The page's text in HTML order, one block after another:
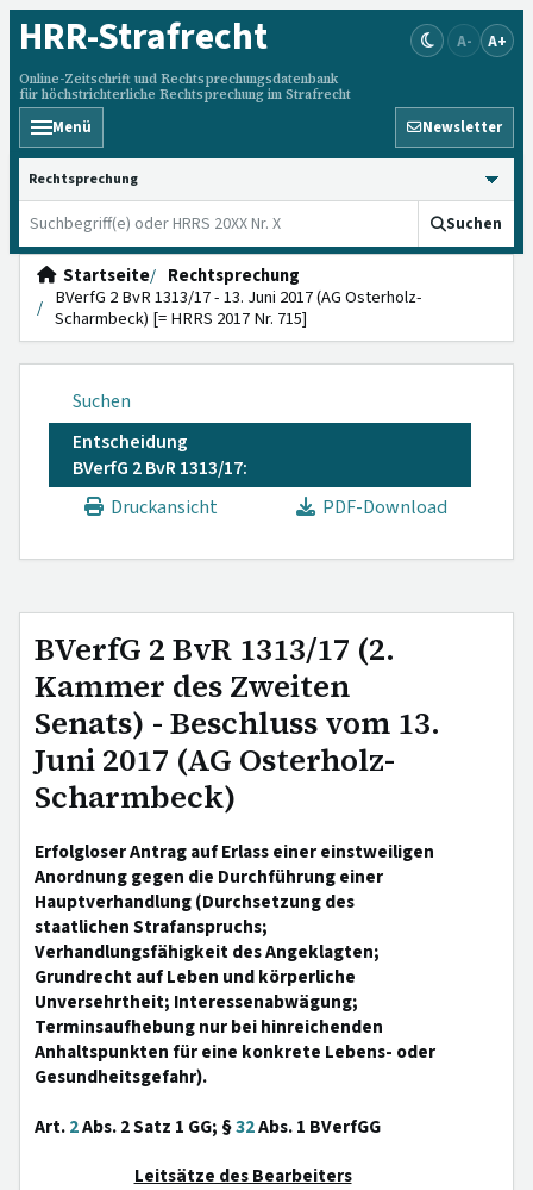
HRR-Strafrecht
Online-Zeitschrift und Rechtsprechungsdatenbank
für höchstrichterliche Rechtsprechung im Strafrecht
A- A+
Menü Newsletter
HRRS durchsuchen
Suchen
Startseite
Rechtsprechung
BVerfG 2 BvR 1313/17 - 13. Juni 2017 (AG Osterholz-
Scharmbeck) [= HRRS 2017 Nr. 715]
Suchen
Entscheidung
BVerfG 2 BvR 1313/17:
Druckansicht
PDF-Download
BVerfG 2 BvR 1313/17 (2.
Kammer des Zweiten
Senats) - Beschluss vom 13.
Juni 2017 (AG Osterholz-
Scharmbeck)
Erfolgloser Antrag auf Erlass einer einstweiligen
Anordnung gegen die Durchführung einer
Hauptverhandlung (Durchsetzung des
staatlichen Strafanspruchs;
Verhandlungsfähigkeit des Angeklagten;
Grundrecht auf Leben und körperliche
Unversehrtheit; Interessenabwägung;
Terminsaufhebung nur bei hinreichenden
Anhaltspunkten für eine konkrete Lebens- oder
Gesundheitsgefahr).
Art.2Abs. 2 Satz 1 GG; §32Abs. 1 BVerfGG
Leitsätze des Bearbeiters